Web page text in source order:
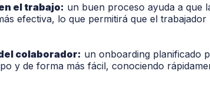
el trabajo: un buen proceso ayuda a que
efectiva, lo que permitirá que el
colaborador: un onboarding planificado
y de forma más fácil, conociendo